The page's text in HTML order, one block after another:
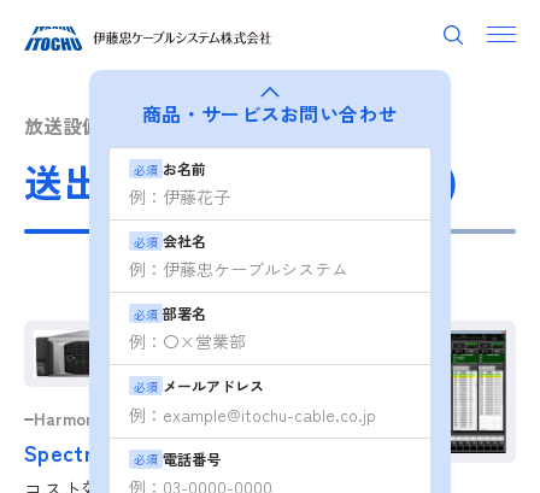
放送設備
送出制御システム (APC)
Harmonic
Spectrumシリーズ
商品・サービスお問い合わせ
必須 お名前
必須 会社名
必須 部署名
必須 メールアドレス
必須 電話番号